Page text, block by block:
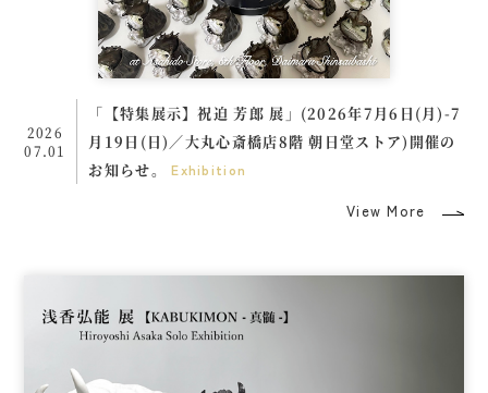
2026
07.01
「【特集展示】祝迫 芳郎 展」(2026年7月6日(月)-7
月19日(日)／大丸心斎橋店8階 朝日堂ストア)開催の
お知らせ。
Exhibition
View More